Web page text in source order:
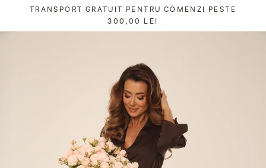
conținut
TRANSPORT GRATUIT PENTRU COMENZI PESTE
300,00 LEI